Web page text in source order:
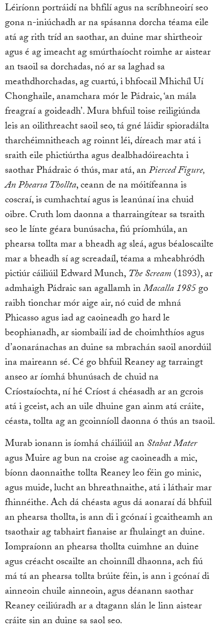
Léiríonn portráidí na bhfilí agus na scríbhneoirí seo
gona n-iniúchadh ar na spásanna dorcha téama eile
atá ag rith tríd an saothar, an duine mar shirtheoir
agus é ag imeacht ag smúrthaíocht roimhe ar aistear
an tsaoil sa dorchadas, nó ar sa laghad sa
meathdhorchadas, ag cuartú, i bhfocail Mhichíl Uí
Chonghaile, anamchara mór le Pádraic, ‘an mála
freagraí a goideadh’. Mura bhfuil toise reiligiúnda
leis an oilithreacht saoil seo, tá gné láidir spioradálta
tharchéimnitheach ag roinnt léi, díreach mar atá i
sraith eile phictiúrtha agus dealbhadóireachta i
saothar Phádraic ó thús, mar atá, anPierced Figure,
An Phearsa Thollta, ceann de na móitífeanna is
coscraí, is cumhachtaí agus is leanúnaí ina chuid
oibre. Cruth lom daonna a tharraingítear sa tsraith
seo le línte géara bunúsacha, fiú príomhúla, an
phearsa tollta mar a bheadh ag sleá, agus béaloscailte
mar a bheadh sí ag screadaíl, téama a mheabhródh
pictiúr cáiliúil Edward Munch, The Scream (1893), ar
admhaigh Pádraic san agallamh inMacalla 1985go
raibh tionchar mór aige air, nó cuid de mhná
Phicasso agus iad ag caoineadh go hard le
beophianadh, ar siombailí iad de choimhthíos agus
d’aonaránachas an duine sa mbrachán saoil anordúil
ina maireann sé. Cé go bhfuil Reaney ag tarraingt
anseo ar íomhá bhunúsach de chuid na
Críostaíochta, ní hé Críost á chéasadh ar an gcrois
atá i gceist, ach an uile dhuine gan ainm atá cráite,
céasta, tollta ag an gcoinníoll daonna ó thús an tsaoil.
Murab ionann is íomhá cháiliúil anStabat Mater
agus Muire ag bun na croise ag caoineadh a mic,
bíonn daonnaithe tollta Reaney leo féin go minic,
agus muide, lucht an bhreathnaithe, atá i láthair mar
fhinnéithe. Ach dá chéasta agus dá aonaraí dá bhfuil
an phearsa thollta, is ann di i gcónaí i gcaitheamh an
tsaothair ag tabhairt fianaise ar fhulaingt an duine.
Iompraíonn an phearsa thollta cuimhne an duine
agus créacht oscailte an choinníll dhaonna, ach fiú
má tá an phearsa tollta brúite féin, is ann i gcónaí di
ainneoin chuile ainneoin, agus déanann saothar
Reaney ceiliúradh ar a dtagann slán le linn aistear
cráite sin an duine sa saol seo.